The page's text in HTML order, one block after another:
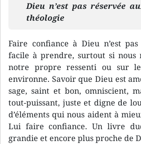
Dieu n’est pas réservée
théologie
Faire confiance à Dieu n’est
facile à prendre, surtout si nous
notre propre ressenti ou sur
environne. Savoir que Dieu est
sage, saint et bon, omniscient,
tout-puissant, juste et digne de
d’éléments qui nous aident à
Lui faire confiance. Un livre
grandie et encore plus proche de